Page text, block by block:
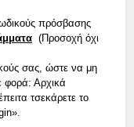
πρόσβασης
(Προσοχή όχι
σας, ώστε να μη
φορά: Αρχικά
τσεκάρετε το